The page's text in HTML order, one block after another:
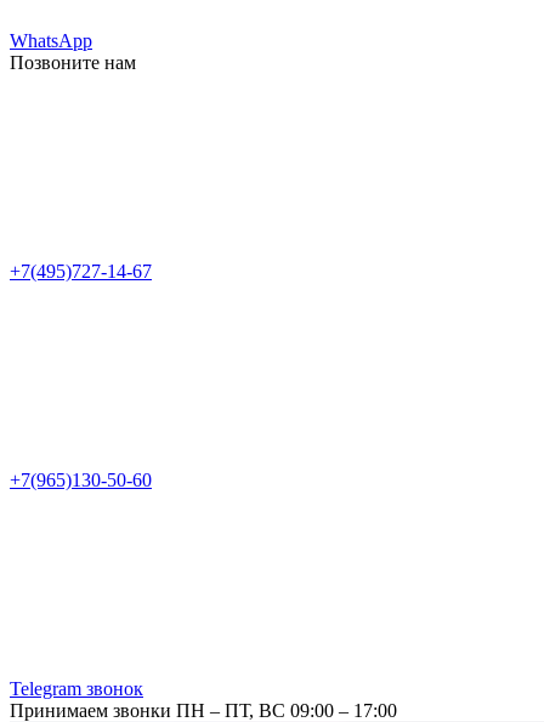
WhatsApp
Позвоните нам
+7(495)727-14-67
+7(965)130-50-60
Telegram звонок
Принимаем звонки ПН – ПТ, ВС 09:00 – 17:00